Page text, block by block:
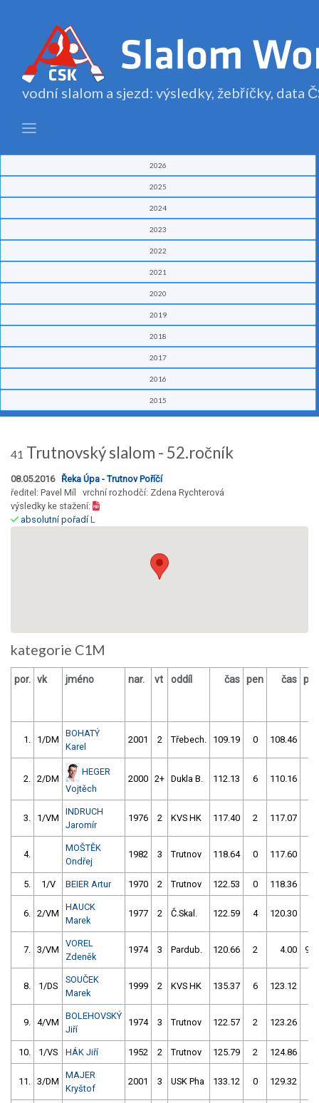
vodní slalom a sjezd: výsledky, žebříčky, data
2026
2025
2024
2023
2022
2021
2020
2019
2018
2017
2016
2015
41 Trutnovský slalom - 52.ročník
08.05.2016 Řeka Úpa - Trutnov Poříčí
ředitel: Pavel Míl vrchní rozhodčí: Zdena Rychterová
výsledky ke stažení:
absolutní pořadíL
kategorie C1M
por. vk jméno nar. vt oddíl čas pen čas
1. 1/DM
BOHATÝ
Karel
2001 2 Třebech. 109.19 0 108.46
2. 2/DM
HEGER
Vojtěch
2000 2+ Dukla B. 112.13 6 110.16
3. 1/VM
INDRUCH
Jaromír
1976 2 KVS HK 117.40 2 117.07
4.
MOŠTĚK
Ondřej
1982 3 Trutnov 118.64 0 117.60
5. 1/V BEIER Artur 1970 2 Trutnov 122.53 0 118.36
6. 2/VM
HAUCK
Marek
1977 2 Č.Skal. 122.59 4 120.30
7. 3/VM
VOREL
Zdeněk
1974 3 Pardub. 120.66 2 4.00 999
8. 1/DS
SOUČEK
Marek
1999 2 KVS HK 135.37 6 123.12
9. 4/VM
BOLEHOVSKÝ
Jiří
1974 3 Trutnov 122.57 2 123.26
10. 1/VS HÁK Jiří 1952 2 Trutnov 125.79 2 124.86
11. 3/DM
MAJER
Kryštof
2001 3 USK Pha 133.12 0 129.32